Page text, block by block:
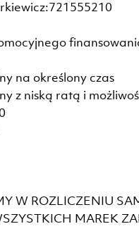
na określony czas
z niską ratą i
W ROZLICZENIU
MAREK